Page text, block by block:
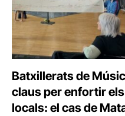
Batxillerats de
claus per enfortir
locals: el cas de